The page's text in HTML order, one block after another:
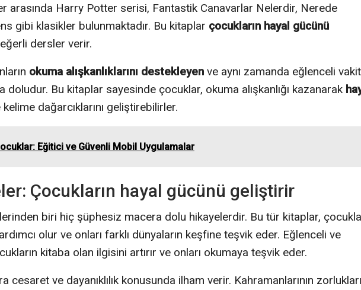
arasında Harry Potter serisi, Fantastik Canavarlar Nelerdir, Nerede
gibi klasikler bulunmaktadır. Bu kitaplar çocukların hayal gücünü
dersler verir.
okuma alışkanlıklarını destekleyen ve aynı zamanda eğlenceli vakit
Bu kitaplar sayesinde çocuklar, okuma alışkanlığı kazanarak
dağarcıklarını geliştirebilirler.
Eğitici ve Güvenli Mobil Uygulamalar
Çocukların hayal gücünü geliştirir
biri hiç şüphesiz macera dolu hikayelerdir. Bu tür kitaplar,
olur ve onları farklı dünyaların keşfine teşvik eder. Eğlenceli ve
kitaba olan ilgisini artırır ve onları okumaya teşvik eder.
ve dayanıklılık konusunda ilham verir. Kahramanlarının